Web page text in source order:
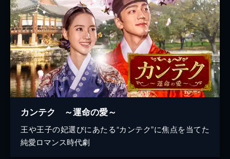
カンテク ～運命の愛～
王や王子の妃選びにあたる“カンテク”に焦点を当てた
純愛ロマンス時代劇